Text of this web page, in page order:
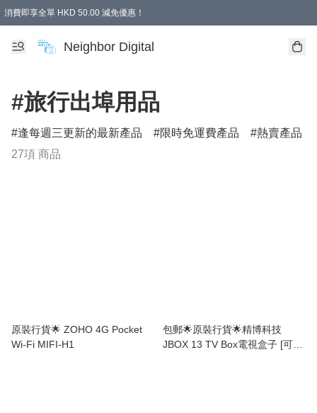
消費即享全單 HKD 50.00 減免優惠！
Neighbor Digital
#旅行出埠用品
逢每週三更新的最新產品 限時免運費產品
熱賣產品
27項 商品
原裝行貨🌟 ZOHO 4G Pocket
Wi-Fi MIFI-H1
包郵🌟原裝行貨🌟精博科技
JBOX 13 TV Box電視盒子 [可在